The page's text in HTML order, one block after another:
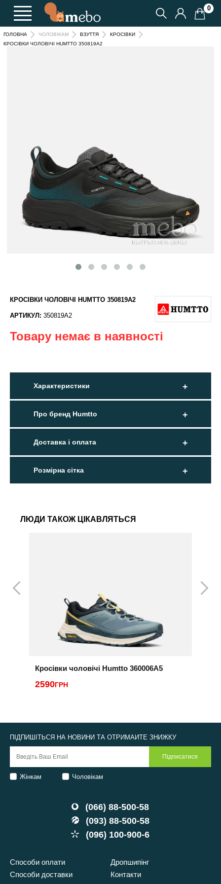
0
ГОЛОВНА ЧОЛОВІКАМ ВЗУТТЯ
КРОСІВКИ
КРОСІВКИ ЧОЛОВІЧІ HUMTTO 350819A2
КРОСІВКИ ЧОЛОВІЧІ HUMTTO 350819A2
АРТИКУЛ: 350819A2
Товару немає в наявності
Характеристики
Про бренд Humtto
Доставка і оплата
Розмірна сітка
ЛЮДИ ТАКОЖ ЦІКАВЛЯТЬСЯ
Кросівки чоловічі Humtto 360006A5
2590ГРН
(066) 88-500-58
(093) 88-500-58
(096) 100-900-6
Способи оплати
Способи доставки
Дропшипінг
Контакти
ПІДПИШІТЬСЯ НА НОВИНИ ТА ОТРИМАЙТЕ ЗНИЖКУ
Жінкам Чоловікам